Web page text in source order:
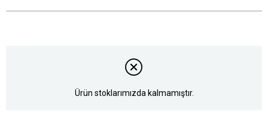
Ürün stoklarımızda kalmamıştır.